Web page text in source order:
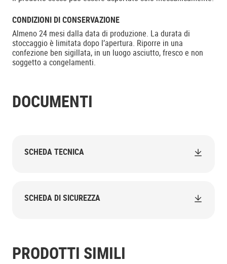
CONDIZIONI DI CONSERVAZIONE
Almeno 24 mesi dalla data di produzione. La durata di
stoccaggio è limitata dopo l’apertura. Riporre in una
confezione ben sigillata, in un luogo asciutto, fresco e non
soggetto a congelamenti.
DOCUMENTI
SCHEDA TECNICA
SCHEDA DI SICUREZZA
PRODOTTI SIMILI